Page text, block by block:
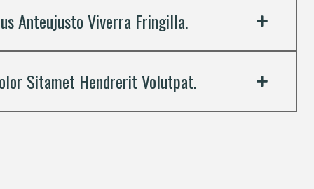
Anteujusto Viverra Fringilla.
Sitamet Hendrerit Volutpat.